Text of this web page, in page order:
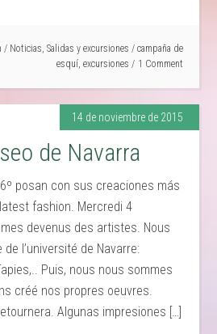
/ Noticias, Salidas y excursiones / campaña de
esquí, excursiones 1 Comment
14 de noviembre de 2015
de Navarra
posan con sus creaciones más
fashion. Mercredi 4
devenus des artistes. Nous
l’université de Navarre:
Puis, nous nous sommes
créé nos propres oeuvres.
Algunas impresiones […]